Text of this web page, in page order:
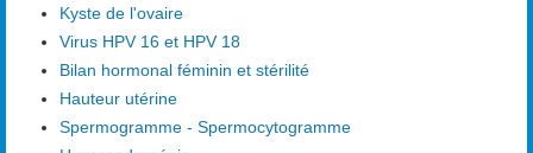
Kyste de l'ovaire
Virus HPV 16 et HPV 18
Bilan hormonal féminin et stérilité
Hauteur utérine
Spermogramme - Spermocytogramme